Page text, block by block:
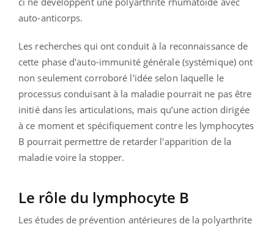
auto-anticorps.
Les recherches qui ont conduit à la reconnaissance de
cette phase d'auto-immunité générale (systémique) ont
non seulement corroboré l'idée selon laquelle le
processus conduisant à la maladie pourrait ne pas être
initié dans les articulations, mais qu’une action dirigée
à ce moment et spécifiquement contre les lymphocytes
B pourrait permettre de retarder l'apparition de la
maladie voire la stopper.
Le rôle du lymphocyte B
Les études de prévention antérieures de la polyarthrite